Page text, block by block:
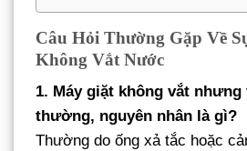
Câu Hỏi Thường Gặp Về
Không Vắt Nước
1. Máy giặt không vắt
thường, nguyên nhân là gì?
Thường do ống xả tắc hoặc